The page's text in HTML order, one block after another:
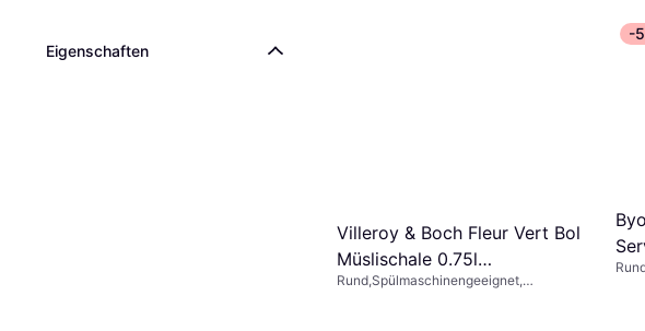
Eigenschaften
Villeroy & Boch Fleur Vert Bol
Müslischale 0.75l
Servierschale
Rund,Spülmaschinengeeignet,
-